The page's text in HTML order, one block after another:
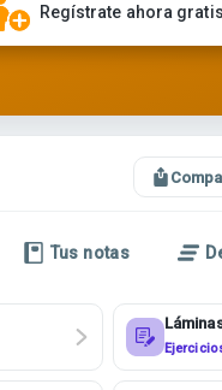
Regístrate ahora gratis
Tus notas